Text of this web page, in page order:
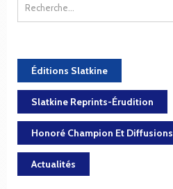
Éditions Slatkine
Slatkine Reprints-Érudition
Honoré Champion Et Diffusions
Actualités